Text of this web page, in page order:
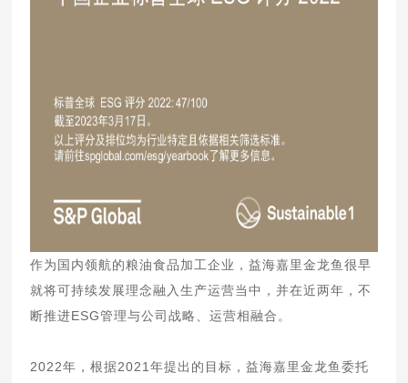
作为国内领航的粮油食品加工企业，益海嘉里金龙鱼很早
就将可持续发展理念融入生产运营当中，并在近两年，不
断推进ESG管理与公司战略、运营相融合。
2022年，根据2021年提出的目标，益海嘉里金龙鱼委托